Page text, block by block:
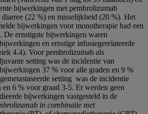
bijwerkingen met pembrolizumab
(22 %) en misselijkheid (20 %). Het
bijwerkingen voor monotherapie had een
De ernstigste bijwerkingen waren
en ernstige infusiegerelateerde
4.4). Voor pembrolizumab als
setting was de incidentie van
37 % voor alle graden en 9 %
setting was de incidentie
6 % voor graad 3-5. Er werden geen
bijwerkingen vastgesteld in de
in combinatie met